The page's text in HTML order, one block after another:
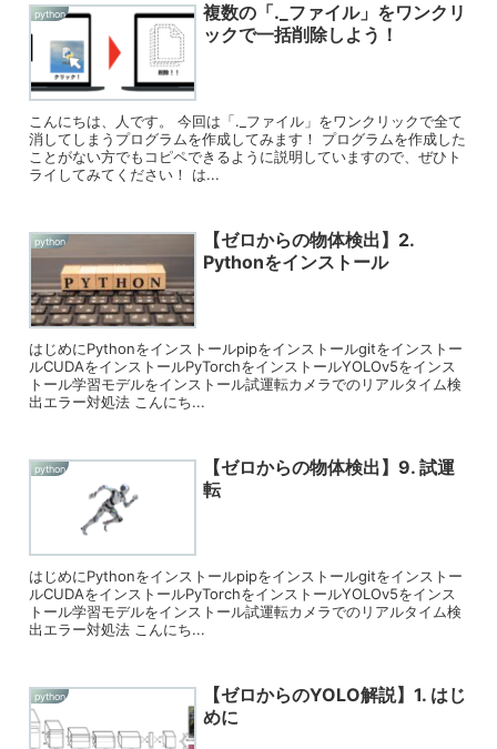
python
複数の「._ファイル」をワンクリ
ックで一括削除しよう！
こんにちは、人です。 今回は「._ファイル」をワンクリックで全て
消してしまうプログラムを作成してみます！ プログラムを作成した
ことがない方でもコピペできるように説明していますので、ぜひト
ライしてみてください！ は...
python
【ゼロからの物体検出】2.
Pythonをインストール
はじめにPythonをインストールpipをインストールgitをインストー
ルCUDAをインストールPyTorchをインストールYOLOv5をインス
トール学習モデルをインストール試運転カメラでのリアルタイム検
出エラー対処法 こんにち...
python
【ゼロからの物体検出】9. 試運
転
はじめにPythonをインストールpipをインストールgitをインストー
ルCUDAをインストールPyTorchをインストールYOLOv5をインス
トール学習モデルをインストール試運転カメラでのリアルタイム検
出エラー対処法 こんにち...
python
【ゼロからのYOLO解説】1. はじ
めに